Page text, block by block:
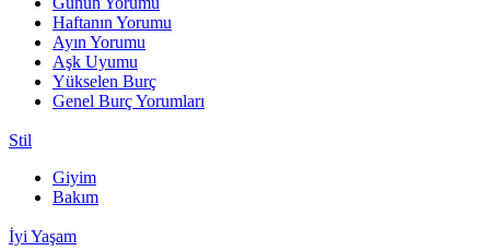
Haftanın Yorumu
Ayın Yorumu
Aşk Uyumu
Yükselen Burç
Genel Burç Yorumları
Stil
Giyim
Bakım
İyi Yaşam